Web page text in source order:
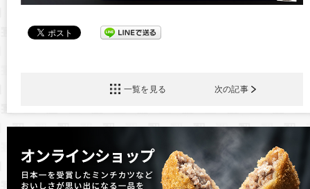
一覧を見る 次の記事